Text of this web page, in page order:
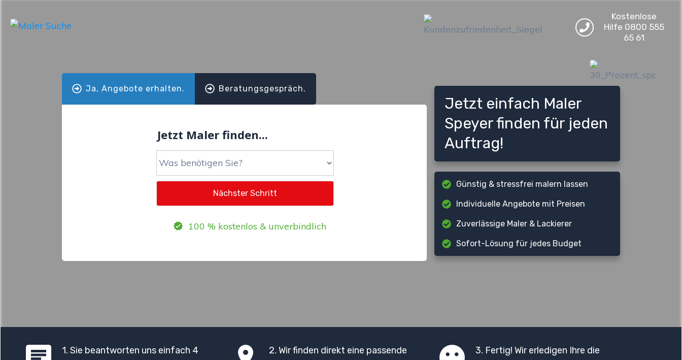
Kostenlose
Hilfe 0800 555
65 61
Ja, Angebote erhalten. Beratungsgespräch.
Jetzt Maler finden...
100 % kostenlos & unverbindlich
Jetzt einfach Maler
Speyer finden für jeden
Auftrag!
Günstig & stressfrei malern lassen
Individuelle Angebote mit Preisen
Zuverlässige Maler & Lackierer
Sofort-Lösung für jedes Budget
1. Sie beantworten uns einfach 4
2. Wir finden direkt eine passende
3. Fertig! Wir erledigen Ihre die